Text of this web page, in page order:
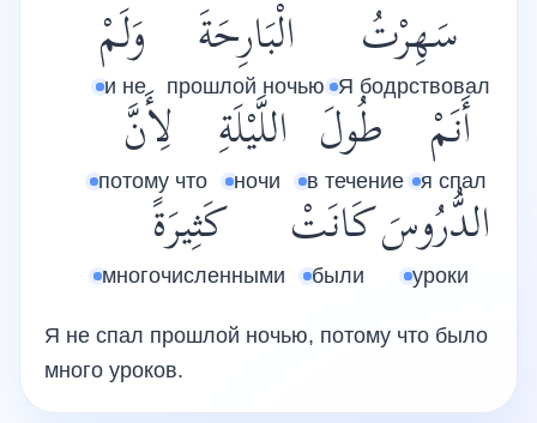
سَهِرْتُ
Я бодрствовал
الْبَارِحَةَ
прошлой ночью
وَلَمْ
и не
أَنَمْ
я спал
طُولَ
в течение
اللَّيْلَةِ
ночи
لِأَنَّ
потому что
الدُّرُوسَ
уроки
كَانَتْ
были
كَثِيرَةً
многочисленными
Я не спал прошлой ночью, потому что было
много уроков.